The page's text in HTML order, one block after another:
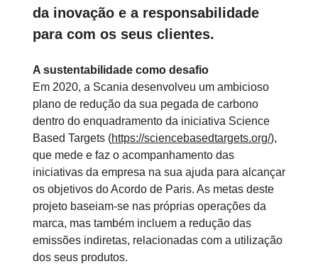
da inovação e a responsabilidade
para com os seus clientes.
A sustentabilidade como desafio
Em 2020, a Scania desenvolveu um ambicioso
plano de redução da sua pegada de carbono
dentro do enquadramento da iniciativa Science
Based Targets (https://sciencebasedtargets.org/),
que mede e faz o acompanhamento das
iniciativas da empresa na sua ajuda para alcançar
os objetivos do Acordo de Paris. As metas deste
projeto baseiam-se nas próprias operações da
marca, mas também incluem a redução das
emissões indiretas, relacionadas com a utilização
dos seus produtos.